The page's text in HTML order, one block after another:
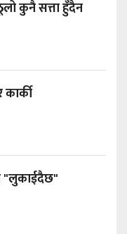
कुनै सत्ता हुँदैन
कार्की
"लुकाईदैछ"